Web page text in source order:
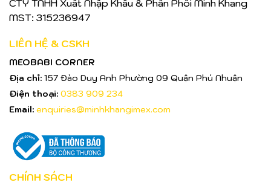
CTY TNHH Xuất Nhập Khẩu & Phân Phối Minh Khang
MST: 315236947
LIÊN HỆ & CSKH
MEOBABI CORNER
Địa chỉ: 157 Đào Duy Anh Phường 09 Quận Phú Nhuận
Điện thoại: 0383 909 234
Email: enquiries@minhkhangimex.com
CHÍNH SÁCH